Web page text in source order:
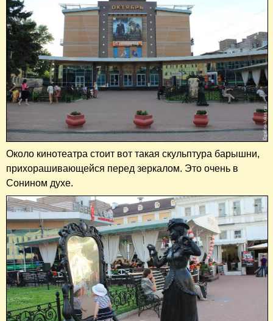
Около кинотеатра стоит вот такая скульптура барышни,
прихорашивающейся перед зеркалом. Это очень в
Сонином духе.